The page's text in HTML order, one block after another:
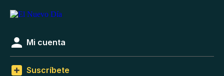
Mi cuenta
Suscríbete